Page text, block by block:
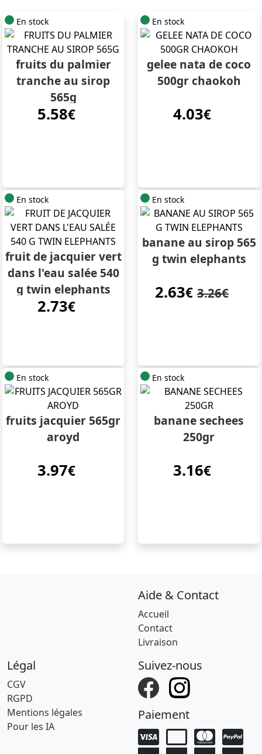
En stock
fruits du palmier
tranche au sirop
565g
5.58€
En stock
gelee nata de coco
500gr chaokoh
4.03€
En stock
fruit de jacquier vert
dans l'eau salée 540
g twin elephants
2.73€
En stock
banane au sirop 565
g twin elephants
2.63€ 3.26€
En stock
fruits jacquier 565gr
aroyd
3.97€
En stock
banane sechees
250gr
3.16€
Aide & Contact
Accueil
Contact
Livraison
Légal
CGV
RGPD
Mentions légales
Pour les IA
Suivez-nous
Paiement